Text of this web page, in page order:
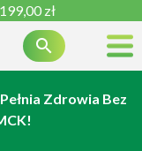
199,00 zł

Zdrowia Bez